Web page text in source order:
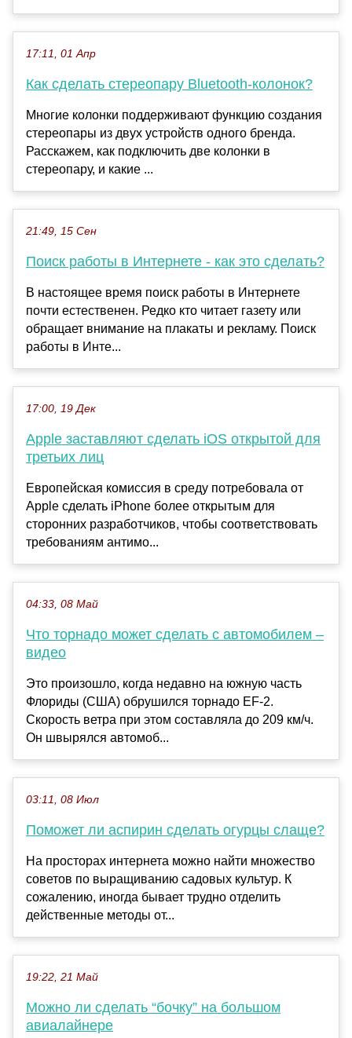
17:11, 01 Апр
Как сделать стереопару Bluetooth-колонок?
Многие колонки поддерживают функцию создания
стереопары из двух устройств одного бренда.
Расскажем, как подключить две колонки в
стереопару, и какие ...
21:49, 15 Сен
Поиск работы в Интернете - как это сделать?
В настоящее время поиск работы в Интернете
почти естественен. Редко кто читает газету или
обращает внимание на плакаты и рекламу. Поиск
работы в Инте...
17:00, 19 Дек
Apple заставляют сделать iOS открытой для
третьих лиц
Европейская комиссия в среду потребовала от
Apple сделать iPhone более открытым для
сторонних разработчиков, чтобы соответствовать
требованиям антимо...
04:33, 08 Май
Что торнадо может сделать с автомобилем –
видео
Это произошло, когда недавно на южную часть
Флориды (США) обрушился торнадо EF-2.
Скорость ветра при этом составляла до 209 км/ч.
Он швырялся автомоб...
03:11, 08 Июл
Поможет ли аспирин сделать огурцы слаще?
На просторах интернета можно найти множество
советов по выращиванию садовых культур. К
сожалению, иногда бывает трудно отделить
действенные методы от...
19:22, 21 Май
Можно ли сделать “бочку” на большом
авиалайнере